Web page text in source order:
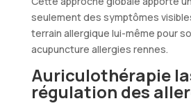
seulement des symptômes
terrain allergique lui-même pour
acupuncture allergies rennes.
Auriculothérapie
régulation des